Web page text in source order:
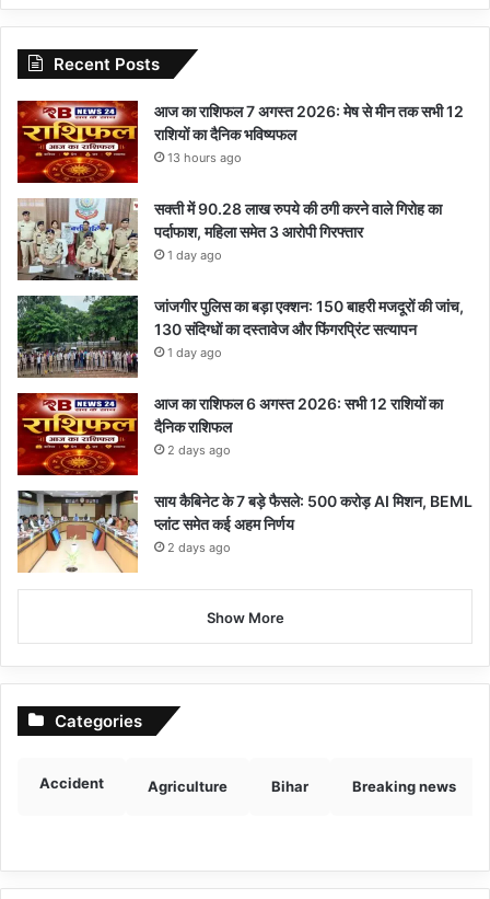
Recent Posts
आज का राशिफल 7 अगस्त 2026: मेष से मीन तक सभी 12
राशियों का दैनिक भविष्यफल
13 hours ago
सक्ती में 90.28 लाख रुपये की ठगी करने वाले गिरोह का
पर्दाफाश, महिला समेत 3 आरोपी गिरफ्तार
1 day ago
जांजगीर पुलिस का बड़ा एक्शन: 150 बाहरी मजदूरों की जांच,
130 संदिग्धों का दस्तावेज और फिंगरप्रिंट सत्यापन
1 day ago
आज का राशिफल 6 अगस्त 2026: सभी 12 राशियों का
दैनिक राशिफल
2 days ago
साय कैबिनेट के 7 बड़े फैसले: 500 करोड़ AI मिशन, BEML
प्लांट समेत कई अहम निर्णय
2 days ago
Show More
Categories
Accident Agriculture Bihar Breaking news